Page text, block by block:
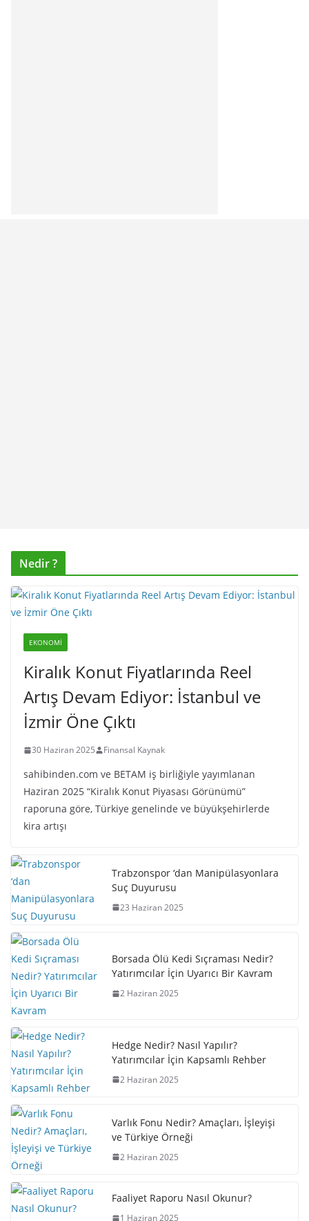
Nedir ?
EKONOMI
Kiralık Konut Fiyatlarında Reel
Artış Devam Ediyor: İstanbul ve
İzmir Öne Çıktı
30 Haziran 2025 Finansal Kaynak
sahibinden.com ve BETAM iş birliğiyle yayımlanan
Haziran 2025 “Kiralık Konut Piyasası Görünümü”
raporuna göre, Türkiye genelinde ve büyükşehirlerde
kira artışı
Trabzonspor ‘dan Manipülasyonlara
Suç Duyurusu
23 Haziran 2025
Borsada Ölü Kedi Sıçraması Nedir?
Yatırımcılar İçin Uyarıcı Bir Kavram
2 Haziran 2025
Hedge Nedir? Nasıl Yapılır?
Yatırımcılar İçin Kapsamlı Rehber
2 Haziran 2025
Varlık Fonu Nedir? Amaçları, İşleyişi
ve Türkiye Örneği
2 Haziran 2025
Faaliyet Raporu Nasıl Okunur?
1 Haziran 2025